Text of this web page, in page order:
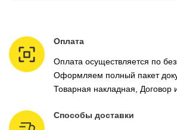
Оплата
Оплата осуществляется по
Оформляем полный пакет
Товарная накладная,
Способы доставки